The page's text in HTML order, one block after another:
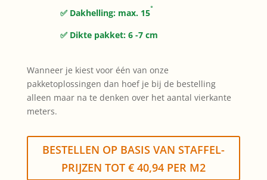
✅ Dakhelling: max. 15
◦
✅ Dikte pakket: 6 -7 cm
Wanneer je kiest voor één van onze
pakketoplossingen dan hoef je bij de bestelling
alleen maar na te denken over het aantal vierkante
meters.
BESTELLEN OP BASIS VAN STAFFEL-
PRIJZEN TOT € 40,94 PER M2